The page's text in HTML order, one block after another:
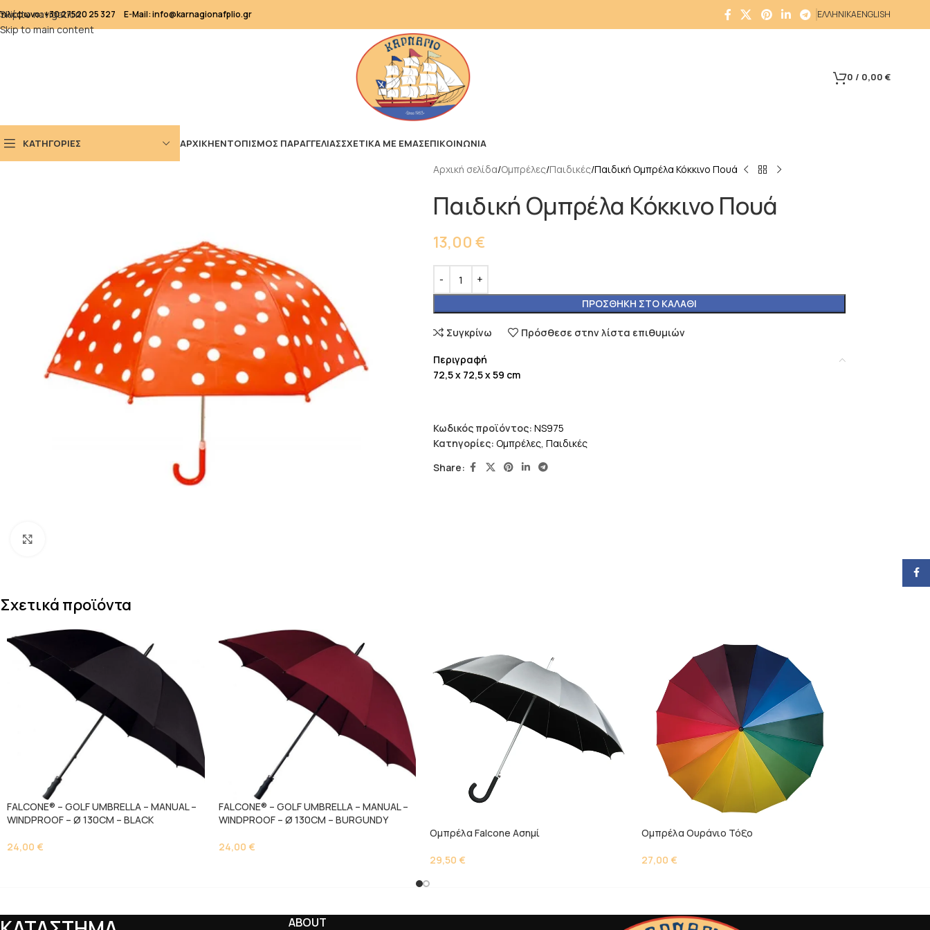
Skip to navigation
Skip to main content
+30 27520 25 327 E-Mail: info@karnagionafplio.gr ΕΛΛΗΝΙΚΑENGLISH
0 / 0,00 €
ΚΑΤΗΓΟΡΙΕΣ ΑΡΧΙΚΗΕΝΤΟΠΙΣΜΟΣ ΠΑΡΑΓΓΕΛΙΑΣΣΧΕΤΙΚΑ ΜΕ ΕΜΑΣΕΠΙΚΟΙΝΩΝΙΑ
Αρχική σελίδα Ομπρέλες Παιδικές Παιδική Ομπρέλα Κόκκινο Πουά
Παιδική Ομπρέλα Κόκκινο Πουά
13,00 €
ΠΡΟΣΘΉΚΗ ΣΤΟ ΚΑΛΆΘΙ
Συγκρίνω Πρόσθεσε στην λίστα επιθυμιών
Περιγραφή
72,5 x 72,5 x 59 cm
Κωδικός προϊόντος: NS975
Κατηγορίες: Ομπρέλες, Παιδικές
Share:
Σχετικά προϊόντα
FALCONE® – GOLF UMBRELLA – MANUAL –
WINDPROOF – Ø 130CM – BLACK
24,00 €
FALCONE® – GOLF UMBRELLA – MANUAL –
WINDPROOF – Ø 130CM – BURGUNDY
24,00 €
Ομπρέλα Falcone Ασημί
29,50 €
Ομπρέλα Ουράνιο Τόξο
27,00 €
ABOUT